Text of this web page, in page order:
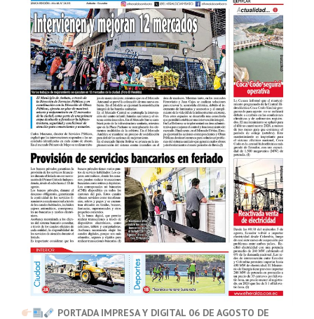
PORTADA IMPRESA Y DIGITAL 06 DE AGOSTO DE